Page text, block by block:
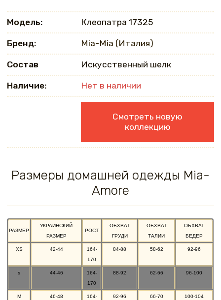
Модель: Клеопатра 17325
Бренд: Mia-Mia (Италия)
Состав Искусственный шелк
Наличие: Нет в наличии
Смотреть новую
коллекцию
Размеры домашней одежды Mia-
Amore
РАЗМЕР
УКРАИНСКИЙ
РАЗМЕР
РОСТ
ОБХВАТ
ГРУДИ
ОБХВАТ
ТАЛИИ
ОБХВАТ
БЕДЕР
XS 42-44
164-
170
84-88 58-62 92-96
s 44-46
164-
170
88-92 62-66 96-100
M 46-48
164-
92-96 66-70 100-104